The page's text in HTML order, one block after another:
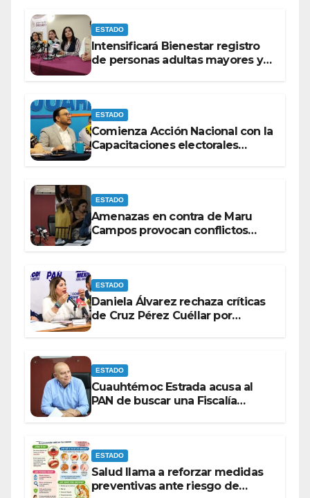
ESTADO
Intensificará Bienestar registro
de personas adultas mayores y
ESTADO
Comienza Acción Nacional con la
Capacitaciones electorales
ESTADO
Amenazas en contra de Maru
Campos provocan conflictos
ESTADO
Daniela Álvarez rechaza críticas
de Cruz Pérez Cuéllar por
ESTADO
Cuauhtémoc Estrada acusa al
PAN de buscar una Fiscalía
ESTADO
Salud llama a reforzar medidas
preventivas ante riesgo de